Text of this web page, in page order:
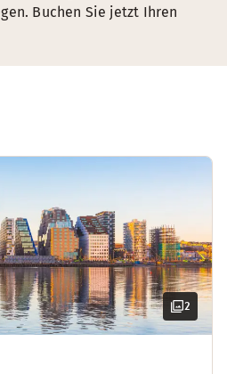
2
Buchen Sie jetzt Ihren